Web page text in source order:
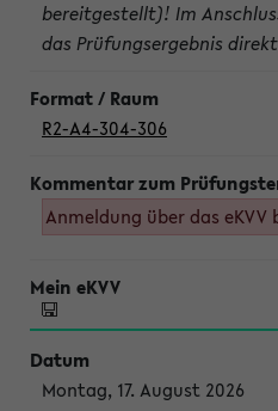
bereitgestellt)! Im
das Prüfungsergebnis
R2-A4-304-306
Anmeldung über das eKVV
Montag, 17. August 2026